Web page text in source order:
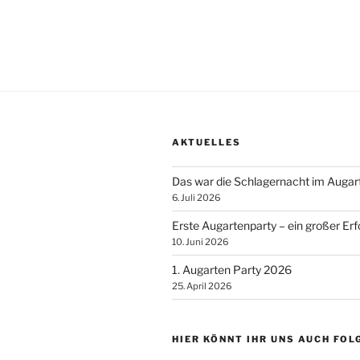
AKTUELLES
Das war die Schlagernacht im
6. Juli 2026
Erste Augartenparty – ein großer
10. Juni 2026
1. Augarten Party 2026
25. April 2026
HIER KÖNNT IHR UNS AUCH